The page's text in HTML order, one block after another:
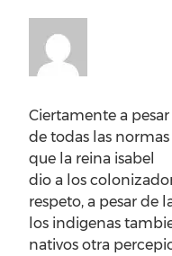
Ciertamente a pesar
de todas las normas
que la reina isabel
dio a los
respeto, a pesar de
los indigenas
nativos otra